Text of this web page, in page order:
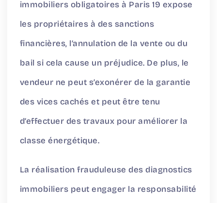
immobiliers obligatoires à Paris 19 expose
les propriétaires à des sanctions
financières, l’annulation de la vente ou du
bail si cela cause un préjudice. De plus, le
vendeur ne peut s’exonérer de la garantie
des vices cachés et peut être tenu
d’effectuer des travaux pour améliorer la
classe énergétique.
La réalisation frauduleuse des diagnostics
immobiliers peut engager la responsabilité